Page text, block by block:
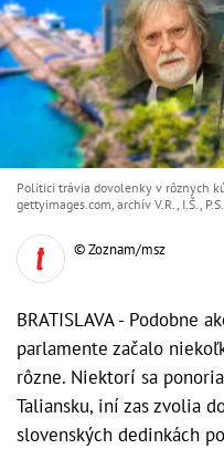
Politici trávia dovolenky v rôznych
gettyimages.com, archív V.R., I.Š.,
© Zoznam/msz
BRATISLAVA - Podobne
parlamente začalo
rôzne. Niektorí sa
Taliansku, iní zas zvolia
slovenských dedinkách